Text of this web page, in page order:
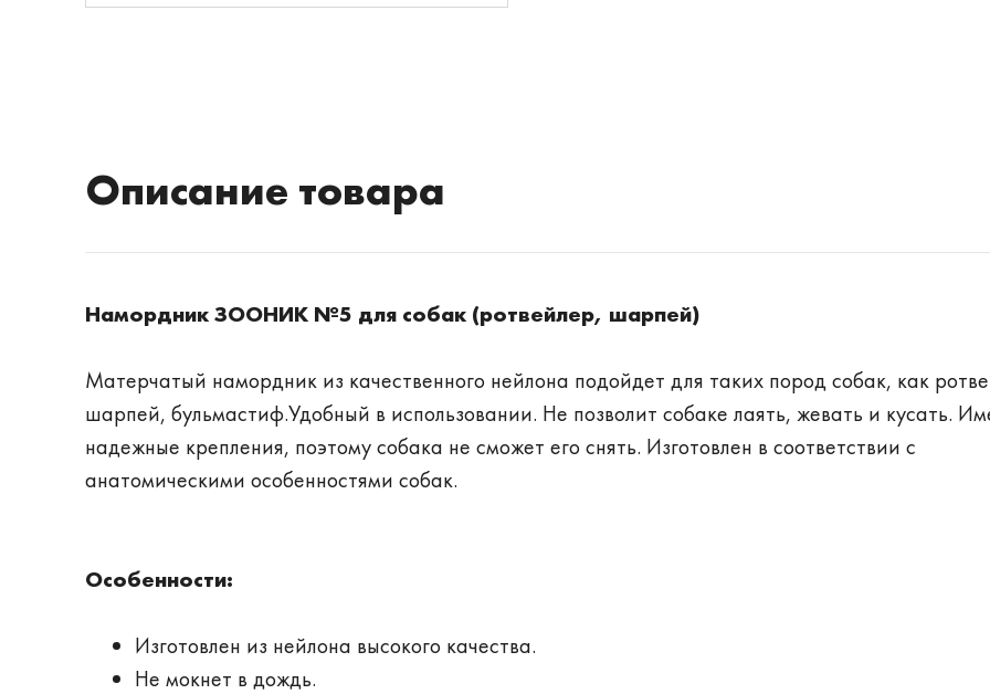
Описание товара
НамордникЗООНИК №5 для собак (ротвейлер, шарпей)
Матерчатый намордник из качественного нейлона подойдет для таких пород собак, как
шарпей, бульмастиф.Удобный в использовании. Не позволит собаке лаять, жевать и кусать.
надежные крепления, поэтому собака не сможет его снять. Изготовлен в соответствии с
анатомическими особенностями собак.
Особенности:
Изготовлен из нейлона высокого качества.
Не мокнет в дождь.